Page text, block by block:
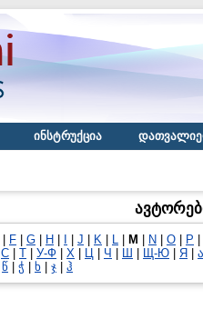
ინსტრუქცია
F G H J K L M N O P
С Т У-Ф Х Ц Ч Ш Щ-Ю Я
ა
წ ჭ ხ ჯ ჰ